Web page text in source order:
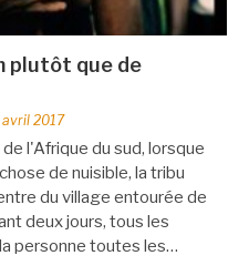
plutôt que de
2017
l'Afrique du sud, lorsque
de nuisible, la tribu
du village entourée de
deux jours, tous les
personne toutes les…